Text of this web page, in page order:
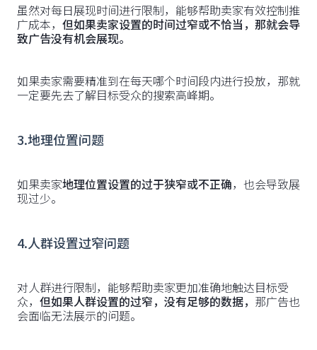
虽然对每日展现时间进行限制，能够帮助卖家有效控制推
广成本， 但如果卖家设置的时间过窄或不恰当，那就会导
致广告没有机会展现。
如果卖家需要精准到在每天哪个时间段内进行投放，那就
一定要先去了解目标受众的搜索高峰期。
3.地理位置问题
如果卖家地理位置设置的过于狭窄或不正确，也会导致展
现过少。
4.人群设置过窄问题
对人群进行限制，能够帮助卖家更加准确地触达目标受
众， 但如果人群设置的过窄，没有足够的数据， 那广告也
会面临无法展示的问题。